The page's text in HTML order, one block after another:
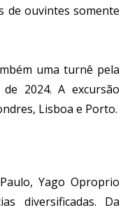
de ouvintes somente
uma turnê pela
2024. A excursão
Lisboa e Porto.
Yago Oproprio
diversificadas. Da